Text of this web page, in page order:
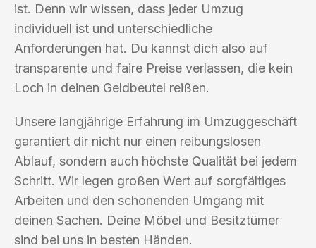
ist. Denn wir wissen, dass jeder Umzug
individuell ist und unterschiedliche
Anforderungen hat. Du kannst dich also auf
transparente und faire Preise verlassen, die kein
Loch in deinen Geldbeutel reißen.
Unsere langjährige Erfahrung im Umzuggeschäft
garantiert dir nicht nur einen reibungslosen
Ablauf, sondern auch höchste Qualität bei jedem
Schritt. Wir legen großen Wert auf sorgfältiges
Arbeiten und den schonenden Umgang mit
deinen Sachen. Deine Möbel und Besitztümer
sind bei uns in besten Händen.